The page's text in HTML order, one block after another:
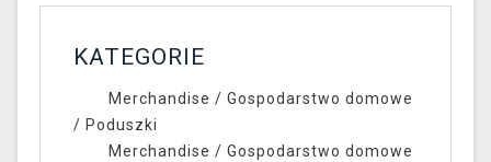
KATEGORIE
Merchandise / Gospodarstwo domowe
/ Poduszki
Merchandise / Gospodarstwo domowe